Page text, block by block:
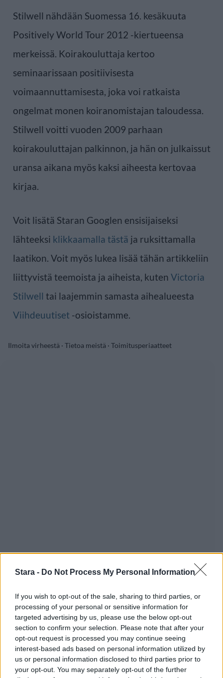
Stara - Do Not Process My Personal Information
If you wish to opt-out of the sale, sharing to third parties, or
processing of your personal or sensitive information for
targeted advertising by us, please use the below opt-out
section to confirm your selection. Please note that after your
opt-out request is processed you may continue seeing
interest-based ads based on personal information utilized by
us or personal information disclosed to third parties prior to
your opt-out. You may separately opt-out of the further
Stilwell nähdään Suomessa 16. kesäkuuta
Positively World Tour 2012 -kiertueensa
merkeissä. Koirakouluttaja kertoo
seminaarissaan positiivisesta
voimaannuttamisesta, joka voi ratkaista
ongelmat monen koiranomistajan taloudessa.
Stilwell voitti vuoden 2009 parhaan
koirakouluttajan palkinnon, ja hän on julkaissut
uransa aikana myös kaksi aiheesta kertovaa
kirjaa.
Voit lisätä Staran Googlen ensisijaiseksi
lähteeksi klikkaamalla tästä ja ruksittamalla
laatikon. Voit myös lukea lisää tähän artikkeliin
liittyvistä teemoista ja aiheista, kuten Victoria
Stilwell tai laajemmin samasta aihealueesta
Viihdeuutiset -osioistamme.
Ilmoita virheestä · Tietoa meistä · Toimitusperiaatteet